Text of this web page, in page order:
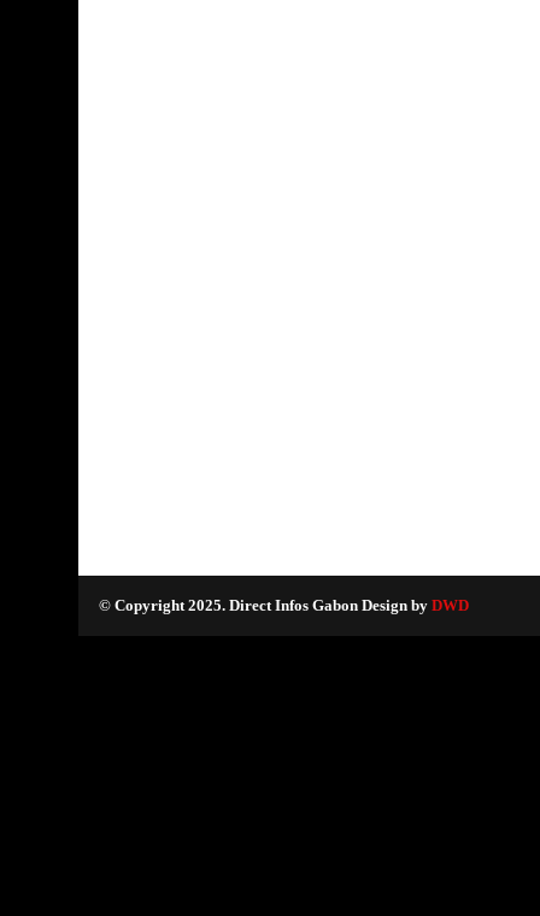
© Copyright 2025. Direct Infos Gabon Design by DWD